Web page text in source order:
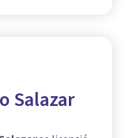
Salazar